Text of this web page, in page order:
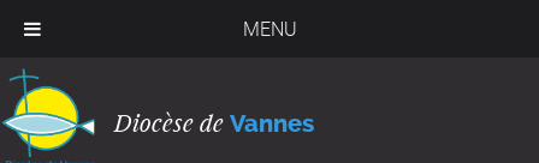
MENU
Diocèse de Vannes